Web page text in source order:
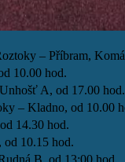
– Příbram,
10.00 hod.
A, od 17.00 hod.
– Kladno, od 10.00
14.30 hod.
10.15 hod.
B, od 13:00 hod.